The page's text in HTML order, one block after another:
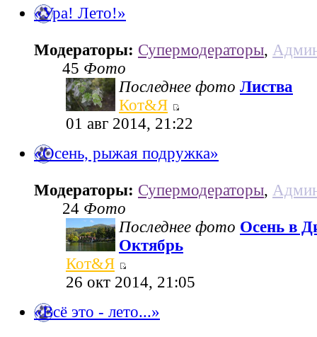
«Ура! Лето!»
Модераторы: Супермодераторы,
45 Фото
Последнее фото Листва
Кот&Я
01 авг 2014, 21:22
«Осень, рыжая подружка»
Модераторы: Супермодераторы,
24 Фото
Последнее фото Осень в
Октябрь
Кот&Я
26 окт 2014, 21:05
«Всё это - лето...»